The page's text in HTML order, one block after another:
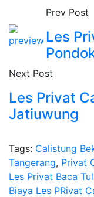
Prev Post
Les
Next Post
Les Privat
Jatiuwung
Tags: Calistung
Tangerang, Privat
Les Privat Baca
Biaya Les PRivat